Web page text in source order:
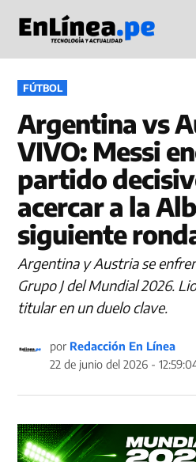
contenido
en
PUBLICADO
EN
FÚTBOL
Argentina vs
VIVO: Messi
partido
acercar a la
siguiente
Argentina y Austria se
Grupo J del Mundial 2026.
titular en un duelo clave.
por Redacción En Línea
22 de junio del 2026 -